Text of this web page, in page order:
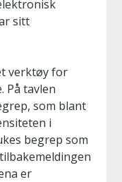
sitt
verktøy for
På tavlen
som blant
i
begrep som
er